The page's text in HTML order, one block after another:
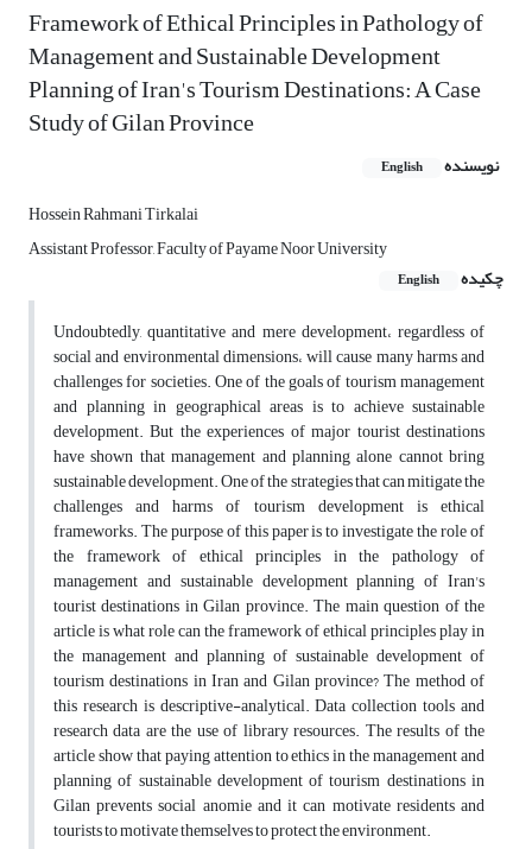
Framework of Ethical Principles in Pathology of
Management and Sustainable Development
Planning of Iran's Tourism Destinations: A Case
Study of Gilan Province
نویسنده English
Hossein Rahmani Tirkalai
Assistant Professor, Faculty of Payame Noor University
چکیده
English
Undoubtedly, quantitative and mere development، regardless of
social and environmental dimensions، will cause many harms and
challenges for societies. One of the goals of tourism management
and planning in geographical areas is to achieve sustainable
development. But the experiences of major tourist destinations
have shown that management and planning alone cannot bring
sustainable development. One of the strategies that can mitigate the
challenges and harms of tourism development is ethical
frameworks. The purpose of this paper is to investigate the role of
the framework of ethical principles in the pathology of
management and sustainable development planning of Iran's
tourist destinations in Gilan province. The main question of the
article is what role can the framework of ethical principles play in
the management and planning of sustainable development of
tourism destinations in Iran and Gilan province? The method of
this research is descriptive-analytical. Data collection tools and
research data are the use of library resources. The results of the
article show that paying attention to ethics in the management and
planning of sustainable development of tourism destinations in
Gilan prevents social anomie and i‌t can motivate residents and
tourists to motivate themselves to protect the environment.